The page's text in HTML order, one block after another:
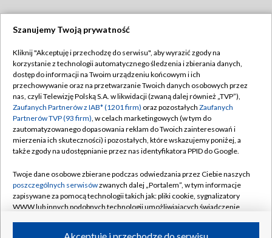
TVP
Abonament TVP
Emisja w TVP
Centrum informacji TVP
Naziemna Telewizja Cyfrowa
Rada Programowa
System NOS
Informacje o nadawcy
Regulamin TVP
Polityka prywatności
Moje zgody
Pomoc
Kontakt
Kanały
Szanujemy Twoją prywatność
Kliknij "Akceptuję i przechodzę do serwisu", aby wyrazić zgody na
korzystanie z technologii automatycznego śledzenia i zbierania danych,
dostęp do informacji na Twoim urządzeniu końcowym i ich
przechowywanie oraz na przetwarzanie Twoich danych osobowych przez
nas, czyli Telewizję Polską S.A. w likwidacji (zwaną dalej również „TVP”),
Zaufanych Partnerów z IAB* (1201 firm) oraz pozostałych Zaufanych
Partnerów TVP (93 firm), w celach marketingowych (w tym do
zautomatyzowanego dopasowania reklam do Twoich zainteresowań i
mierzenia ich skuteczności) i pozostałych, które wskazujemy poniżej, a
także zgody na udostępnianie przez nas identyfikatora PPID do Google.
Twoje dane osobowe zbierane podczas odwiedzania przez Ciebie naszych
poszczególnych serwisówzwanych dalej „Portalem”, w tym informacje
zapisywane za pomocą technologii takich jak: pliki cookie, sygnalizatory
WWW lub innych podobnych technologii umożliwiających świadczenie